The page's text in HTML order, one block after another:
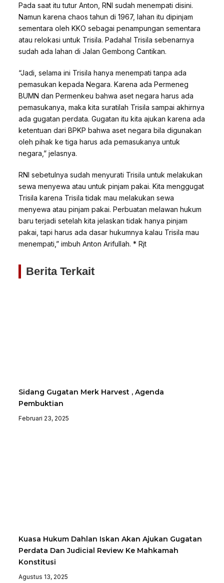
Pada saat itu tutur Anton, RNI sudah menempati disini.
Namun karena chaos tahun di 1967, lahan itu dipinjam
sementara oleh KKO sebagai penampungan sementara
atau relokasi untuk Trisila. Padahal Trisila sebenarnya
sudah ada lahan di Jalan Gembong Cantikan.
“Jadi, selama ini Trisila hanya menempati tanpa ada
pemasukan kepada Negara. Karena ada Permeneg
BUMN dan Permenkeu bahwa aset negara harus ada
pemasukanya, maka kita suratilah Trisila sampai akhirnya
ada gugatan perdata. Gugatan itu kita ajukan karena ada
ketentuan dari BPKP bahwa aset negara bila digunakan
oleh pihak ke tiga harus ada pemasukanya untuk
negara,” jelasnya.
RNI sebetulnya sudah menyurati Trisila untuk melakukan
sewa menyewa atau untuk pinjam pakai. Kita menggugat
Trisila karena Trisila tidak mau melakukan sewa
menyewa atau pinjam pakai. Perbuatan melawan hukum
baru terjadi setelah kita jelaskan tidak hanya pinjam
pakai, tapi harus ada dasar hukumnya kalau Trisila mau
menempati,” imbuh Anton Arifullah. * Rjt
Berita Terkait
Sidang Gugatan Merk Harvest , Agenda
Pembuktian
Februari 23, 2025
Kuasa Hukum Dahlan Iskan Akan Ajukan Gugatan
Perdata Dan Judicial Review Ke Mahkamah
Konstitusi
Agustus 13, 2025